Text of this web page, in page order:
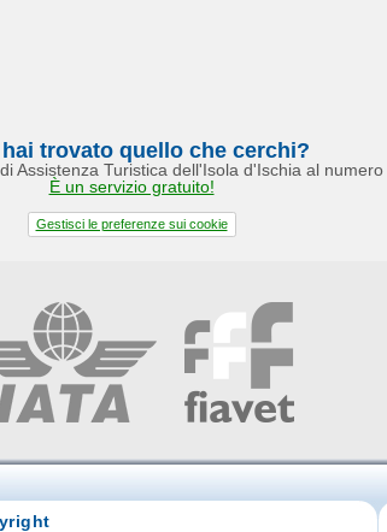
trovato quello che cerchi?
Assistenza Turistica dell'Isola d'Ischia al numero
È un servizio gratuito!
Gestisci le preferenze sui cookie